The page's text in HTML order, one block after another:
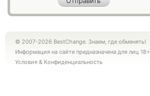
© 2007-2026 BestChange. Знаем, где обменять!
Информация на сайте предназначена для лиц 18+
Условия & Конфиденциальность